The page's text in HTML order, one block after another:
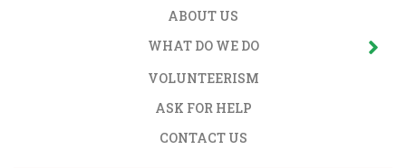
ABOUT US
WHAT DO WE DO
VOLUNTEERISM
ASK FOR HELP
CONTACT US